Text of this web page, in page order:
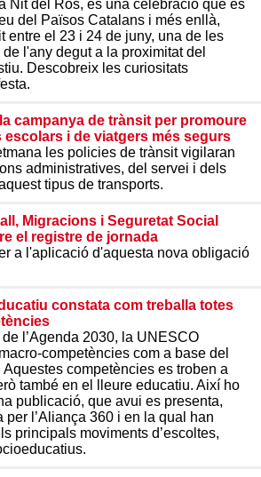
Nit del Ros, és una celebració que es
del Països Catalans i més enllà,
entre el 23 i 24 de juny, una de les
de l'any degut a la proximitat del
Descobreix les curiositats
campanya de trànsit per promoure
escolars i de viatgers més segurs
les policies de trànsit vigilaran
administratives, del servei i dels
tipus de transports.
Migracions i Seguretat Social
el registre de jornada
a l'aplicació d'aquesta nova obligació
constata com treballa totes
l’Agenda 2030, la UNESCO
competències com a base del
Aquestes competències es troben a
també en el lleure educatiu. Així ho
publicació, que avui es presenta,
per l’Aliança 360 i en la qual han
principals moviments d’escoltes,